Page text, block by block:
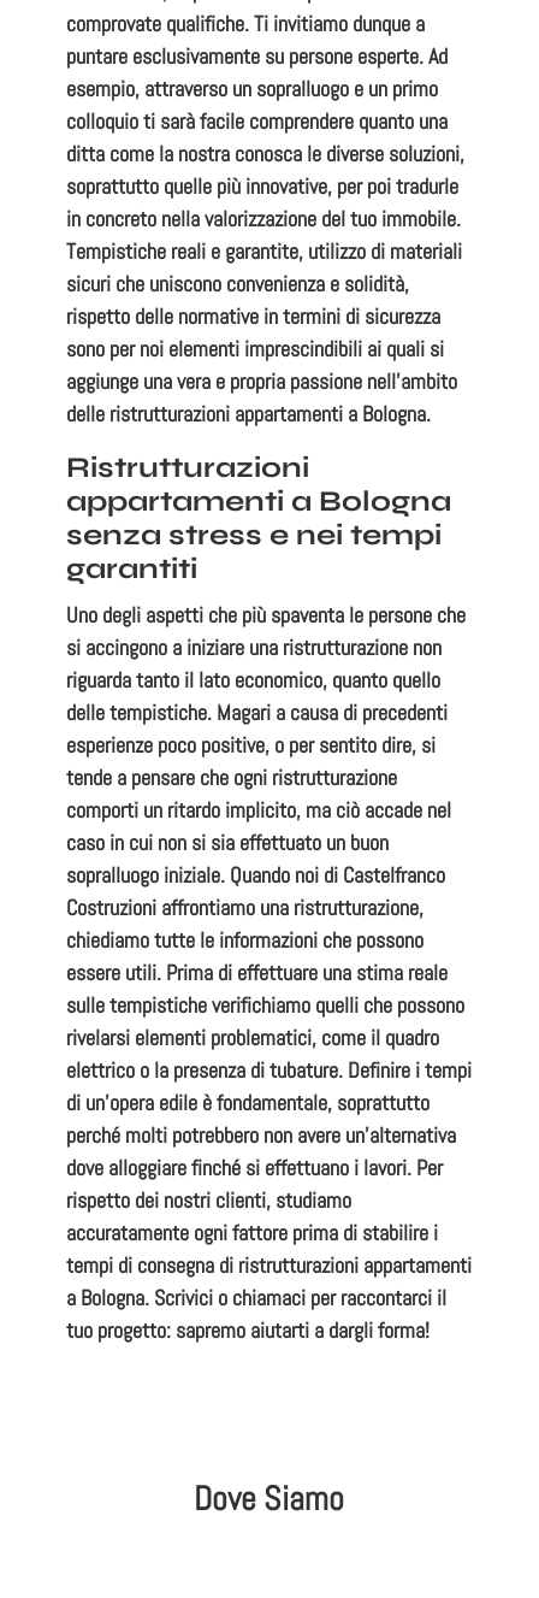
comprovate qualifiche. Ti invitiamo dunque a
puntare esclusivamente su persone esperte. Ad
esempio, attraverso un sopralluogo e un primo
colloquio ti sarà facile comprendere quanto una
ditta come la nostra conosca le diverse soluzioni,
soprattutto quelle più innovative, per poi tradurle
in concreto nellavalorizzazione del tuo immobile.
Tempistiche reali e garantite, utilizzo di materiali
sicuri che uniscono convenienza e solidità,
rispetto delle normative in termini di sicurezza
sono per noi elementi imprescindibili ai quali si
aggiunge una vera e propria passione nell’ambito
delle ristrutturazioni appartamenti a Bologna.
Ristrutturazioni
appartamenti a Bologna
senza stress e nei tempi
garantiti
Uno degli aspetti che più spaventa le persone che
si accingono a iniziare una ristrutturazione non
riguarda tanto il lato economico, quanto quello
delle tempistiche. Magari a causa di precedenti
esperienze poco positive, o per sentito dire, si
tende a pensare che ogni ristrutturazione
comporti un ritardo implicito, ma ciò accade nel
caso in cui non si sia effettuato un buon
sopralluogo iniziale. Quando noi di Castelfranco
Costruzioni affrontiamo una ristrutturazione,
chiediamo tutte le informazioni che possono
essere utili. Prima di effettuare una stima reale
sulle tempisticheverifichiamo quelli che possono
rivelarsi elementi problematici, come il quadro
elettrico o la presenza di tubature. Definire i tempi
di un’opera edile è fondamentale, soprattutto
perché molti potrebbero non avere un’alternativa
dove alloggiare finché si effettuano i lavori. Per
rispetto dei nostri clienti, studiamo
accuratamente ogni fattore prima di stabilire i
tempi di consegna di ristrutturazioni appartamenti
a Bologna. Scrivici o chiamaci per raccontarci il
tuo progetto: sapremo aiutarti a dargli forma!
Dove Siamo